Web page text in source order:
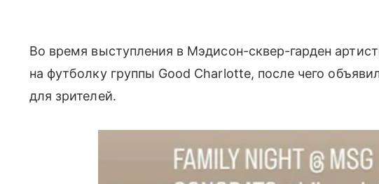
Во время выступления в Мэдисон-сквер-гарден
на футболку группы Good Charlotte, после чего
для зрителей.